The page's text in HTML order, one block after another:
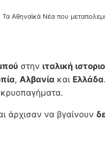
Τα Αθηναϊκά Νέα που
στην ιταλική
, Αλβανία και Ελλάδα
άρχισαν να βγαίνουν